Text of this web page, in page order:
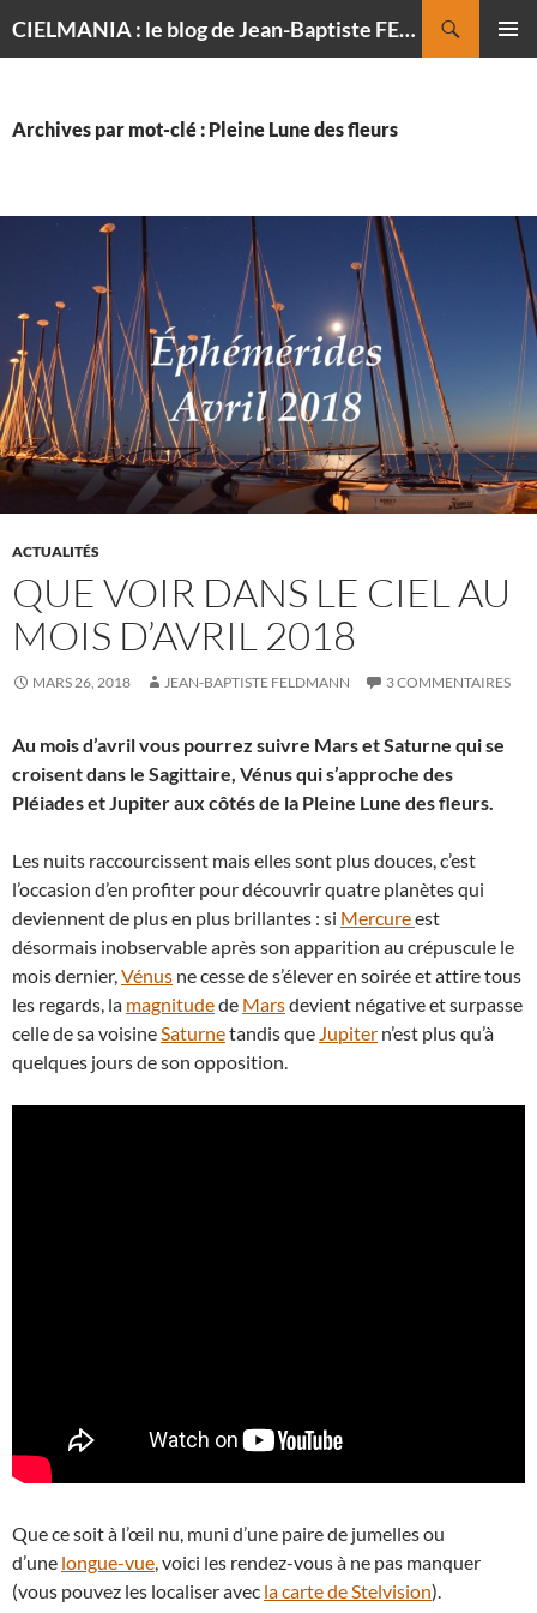
CIELMANIA : le blog de Jean-Baptiste FELDMANN, photographe du ciel
Archives par mot-clé : Pleine Lune des fleurs
ACTUALITÉS
QUE VOIR DANS LE CIEL AU
MOIS D’AVRIL 2018
MARS 26, 2018 JEAN-BAPTISTE FELDMANN 3 COMMENTAIRES
Au mois d’avril vous pourrez suivre Mars et Saturne qui se
croisent dans le Sagittaire, Vénus qui s’approche des
Pléiades et Jupiter aux côtés de la Pleine Lune des fleurs.
Les nuits raccourcissent mais elles sont plus douces, c’est
l’occasion d’en profiter pour découvrir quatre planètes qui
deviennent de plus en plus brillantes : si Mercureest
désormais inobservable après son apparition au crépuscule le
mois dernier,Vénus ne cesse de s’élever en soirée et attire tous
les regards, la magnitudede Marsdevient négative et surpasse
celle de sa voisineSaturnetandis que Jupiter n’est plus qu’à
quelques jours de son opposition.
Que ce soit à l’œil nu, muni d’une paire de jumelles ou
d’une longue-vue, voici les rendez-vous à ne pas manquer
(vous pouvez les localiser avec la carte de Stelvision).